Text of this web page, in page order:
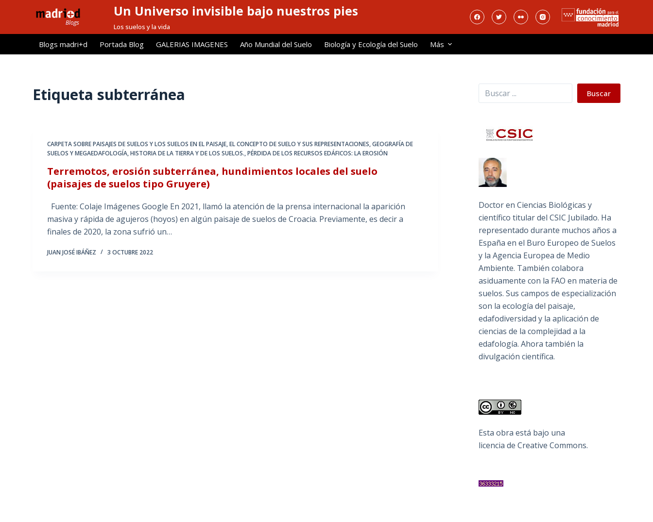
l
Un Universo invisible bajo nuestros pies
Los suelos y la vida
Blogs madri+d Portada Blog GALERIAS IMAGENES Año Mundial del Suelo Biología y Ecología del Suelo Más
Etiqueta subterránea
CARPETA SOBRE PAISAJES DE SUELOS Y LOS SUELOS EN EL PAISAJE,EL CONCEPTO DE SUELO Y SUS REPRESENTACIONES,GEOGRAFÍA DE
SUELOS Y MEGAEDAFOLOGÍA,HISTORIA DE LA TIERRA Y DE LOS SUELOS.,PÉRDIDA DE LOS RECURSOS EDÁFICOS: LA EROSIÓN
Terremotos, erosión subterránea, hundimientos locales del suelo
(paisajes de suelos tipo Gruyere)
Fuente: Colaje Imágenes Google En 2021, llamó la atención de la prensa internacional la aparición
masiva y rápida de agujeros (hoyos) en algún paisaje de suelos de Croacia. Previamente, es decir a
finales de 2020, la zona sufrió un…
JUAN JOSÉ IBÁÑEZ 3 OCTUBRE 2022
Buscar Buscar
Doctor en Ciencias Biológicas y
científico titular del CSIC Jubilado. Ha
representado durante muchos años a
España en el Buro Europeo de Suelos
y la Agencia Europea de Medio
Ambiente. También colabora
asiduamente con la FAO en materia de
suelos. Sus campos de especialización
son la ecología del paisaje,
edafodiversidad y la aplicación de
ciencias de la complejidad a la
edafología. Ahora también la
divulgación científica.
Esta obra está bajo una
licencia de Creative Commons.